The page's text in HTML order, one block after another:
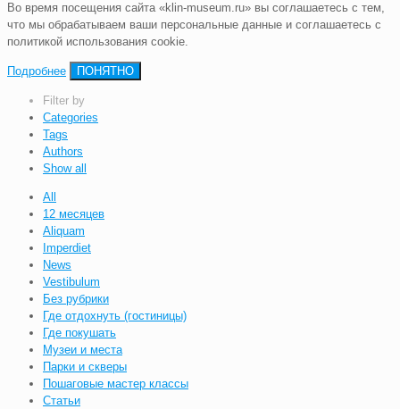
Во время посещения сайта «klin-museum.ru» вы соглашаетесь с тем,
что мы обрабатываем ваши персональные данные и соглашаетесь с
политикой использования cookie.
Подробнее ПОНЯТНО
Filter by
Categories
Tags
Authors
Show all
All
12 месяцев
Aliquam
Imperdiet
News
Vestibulum
Без рубрики
Где отдохнуть (гостиницы)
Где покушать
Музеи и места
Парки и скверы
Пошаговые мастер классы
Статьи